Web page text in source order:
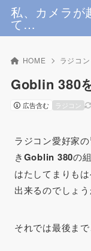
私、カメラが
て…
HOME ラジコン
Goblin 380
広告含む ラジコン
ラジコン愛好家
きGoblin 380の
はたして まりも
出来るのでしょう
それでは最後ま